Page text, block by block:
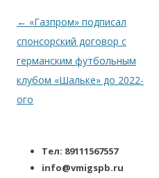
Навигация по записям
← «Газпром» подписал
спонсорский договор с
германским футбольным
клубом «Шальке» до 2022-
ого
Тел: 89111567557
info@vmigspb.ru